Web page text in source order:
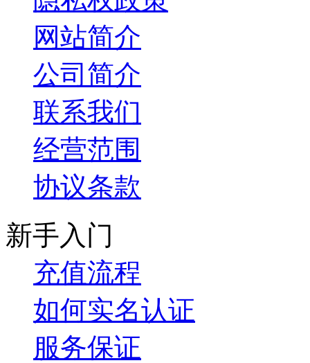
网站简介
公司简介
联系我们
经营范围
协议条款
新手入门
充值流程
如何实名认证
服务保证